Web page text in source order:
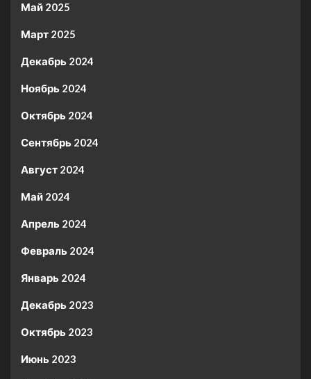
Май 2025
Март 2025
Декабрь 2024
Ноябрь 2024
Октябрь 2024
Сентябрь 2024
Август 2024
Май 2024
Апрель 2024
Февраль 2024
Январь 2024
Декабрь 2023
Октябрь 2023
Июнь 2023